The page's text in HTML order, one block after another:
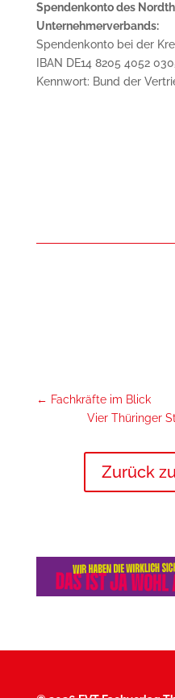
Spendenkonto des
Unternehmerverbands:
Spendenkonto bei der
IBAN DE14 8205 4052
Kennwort: Bund der
← Fachkräfte im Blick
Vier Thüringer
Zurück